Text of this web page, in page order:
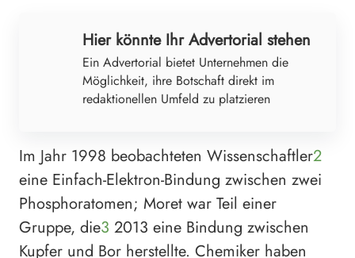
Hier könnte Ihr Advertorial stehen
Ein Advertorial bietet Unternehmen die
Möglichkeit, ihre Botschaft direkt im
redaktionellen Umfeld zu platzieren
Im Jahr 1998 beobachteten Wissenschaftler2
eine Einfach-Elektron-Bindung zwischen zwei
Phosphoratomen; Moret war Teil einer
Gruppe, die3 2013 eine Bindung zwischen
Kupfer und Bor herstellte. Chemiker haben